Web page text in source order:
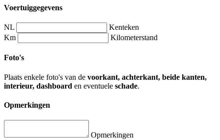
Voertuiggegevens
NL
Kenteken
Km
Kilometerstand
Foto's
Plaats enkele foto's van de voorkant, achterkant, beide kanten,
interieur, dashboard en eventuele schade.
Opmerkingen
Opmerkingen